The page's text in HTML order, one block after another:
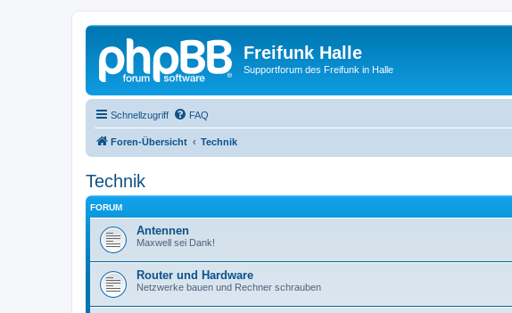
Freifunk Halle
Supportforum des Freifunk in Halle
Schnellzugriff FAQ
Foren-Übersicht Technik
Technik
FORUM
Antennen
Maxwell sei Dank!
Router und Hardware
Netzwerke bauen und Rechner schrauben